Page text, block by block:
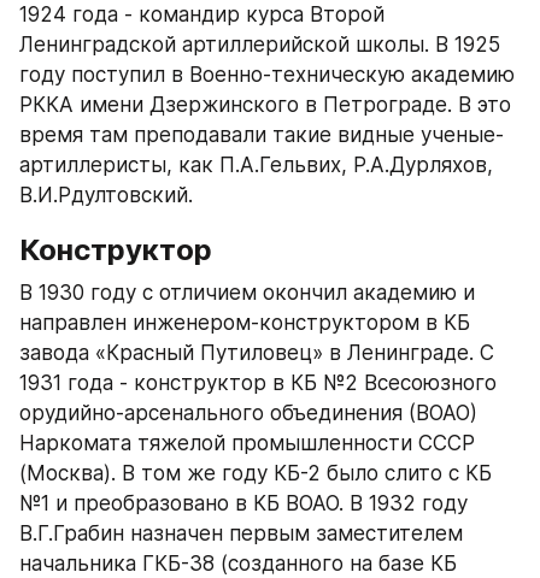
1924 года - командир курса Второй
Ленинградской артиллерийской школы. В 1925
году поступил в Военно-техническую академию
РККА имени Дзержинского в Петрограде. В это
время там преподавали такие видные ученые-
артиллеристы, как П.А.Гельвих, Р.А.Дурляхов,
В.И.Рдултовский.
Конструктор
В 1930 году с отличием окончил академию и
направлен инженером-конструктором в КБ
завода «Красный Путиловец» в Ленинграде. С
1931 года - конструктор в КБ №2 Всесоюзного
орудийно-арсенального объединения (ВОАО)
Наркомата тяжелой промышленности СССР
(Москва). В том же году КБ-2 было слито с КБ
№1 и преобразовано в КБ ВОАО. В 1932 году
В.Г.Грабин назначен первым заместителем
начальника ГКБ-38 (созданного на базе КБ